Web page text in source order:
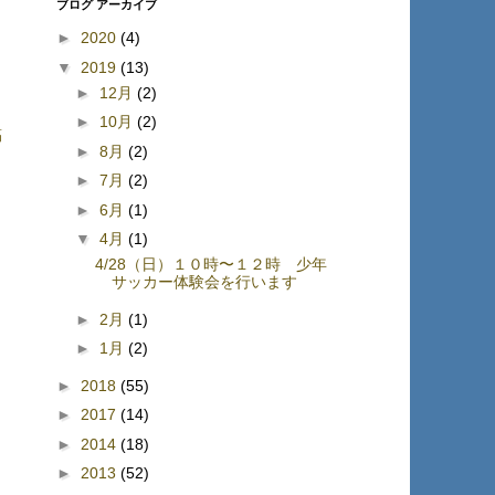
ブログ アーカイブ
► 2020 (4)
▼ 2019 (13)
► 12月 (2)
► 10月 (2)
► 8月 (2)
► 7月 (2)
► 6月 (1)
▼ 4月 (1)
4/28（日）１０時〜１２時 少年
サッカー体験会を行います
► 2月 (1)
► 1月 (2)
► 2018 (55)
► 2017 (14)
► 2014 (18)
► 2013 (52)